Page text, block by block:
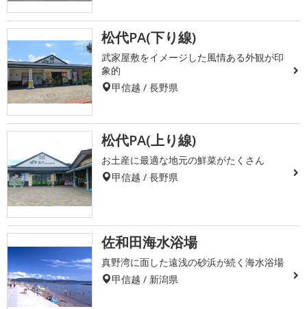
松代PA(下り線)
武家屋敷をイメージした風情ある外観が印
象的
甲信越 / 長野県
松代PA(上り線)
お土産に最適な地元の鮮菜がたくさん
甲信越 / 長野県
佐和田海水浴場
真野湾に面した遠浅の砂浜が続く海水浴場
甲信越 / 新潟県